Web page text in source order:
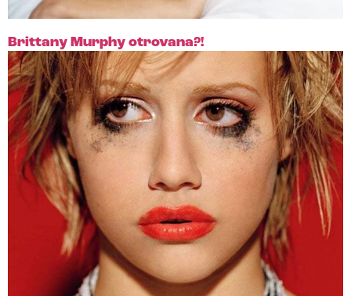
Brittany Murphy otrovana?!